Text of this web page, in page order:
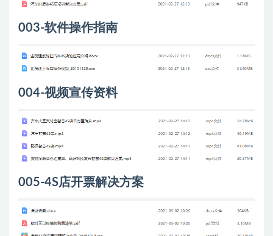
003-软件操作指南
004-视频宣传资料
005-4S店开票解决方案